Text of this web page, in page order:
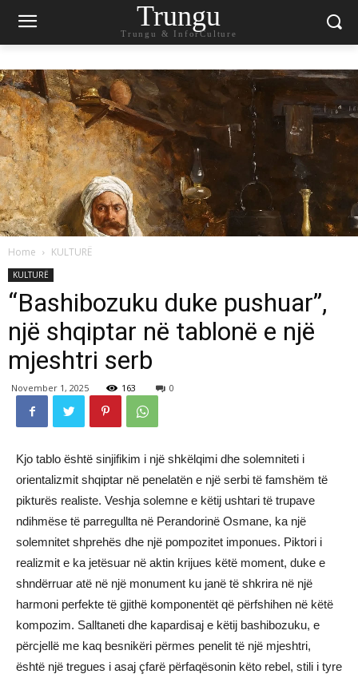
Trungu
Trungu & InforCulture
Home KULTURË
KULTURË
“Bashibozuku duke pushuar”,
një shqiptar në tablonë e një
mjeshtri serb
November 1, 2025 163 0
Kjo tablo është sinjifikim i një shkëlqimi dhe solemniteti i
orientalizmit shqiptar në penelatën e një serbi të famshëm të
pikturës realiste. Veshja solemne e këtij ushtari të trupave
ndihmëse të parregullta në Perandorinë Osmane, ka një
solemnitet shprehës dhe një pompozitet imponues. Piktori i
realizmit e ka jetësuar në aktin krijues këtë moment, duke e
shndërruar atë në një monument ku janë të shkrira në një
harmoni perfekte të gjithë komponentët që përfshihen në këtë
kompozim. Salltaneti dhe kapardisaj e këtij bashibozuku, e
përcjellë me kaq besnikëri përmes penelit të një mjeshtri,
është një tregues i asaj çfarë përfaqësonin këto rebel, stili i tyre